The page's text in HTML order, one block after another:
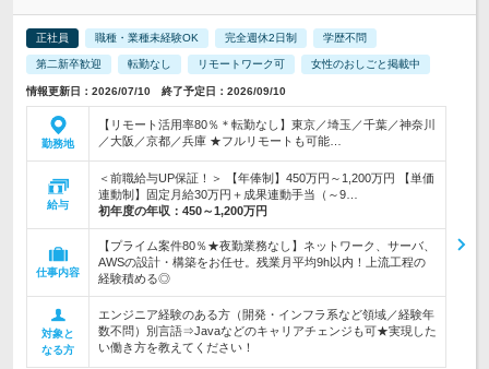
正社員 職種・業種未経験OK 完全週休2日制 学歴不問
第二新卒歓迎 転勤なし リモートワーク可 女性のおしごと掲載中
情報更新日：2026/07/10 終了予定日：2026/09/10
勤務地
【リモート活用率80％＊転勤なし】東京／埼玉／千葉／神奈川
／大阪／京都／兵庫 ★フルリモートも可能…
給与
＜前職給与UP保証！＞ 【年俸制】450万円～1,200万円 【単価
連動制】固定月給30万円＋成果連動手当（～9…
初年度の年収： 450～1,200万円
仕事内容
【プライム案件80％★夜勤業務なし】ネットワーク、サーバ、
AWSの設計・構築をお任せ。残業月平均9h以内！上流工程の
経験積める◎
対象と
なる方
エンジニア経験のある方（開発・インフラ系など領域／経験年
数不問）別言語⇒Javaなどのキャリアチェンジも可★実現した
い働き方を教えてください！